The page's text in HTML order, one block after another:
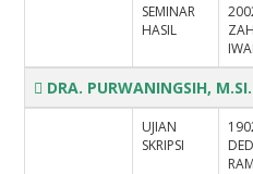
SEMINAR
HASIL
DRA. PURWANINGSIH,
UJIAN
SKRIPSI